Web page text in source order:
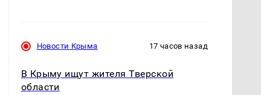
Как выглядит место
Кавказе: смотреть
На Урале из казны
миллионов рублей
Новости Крыма 17 часов назад
В Крыму ищут жителя Тверской
области